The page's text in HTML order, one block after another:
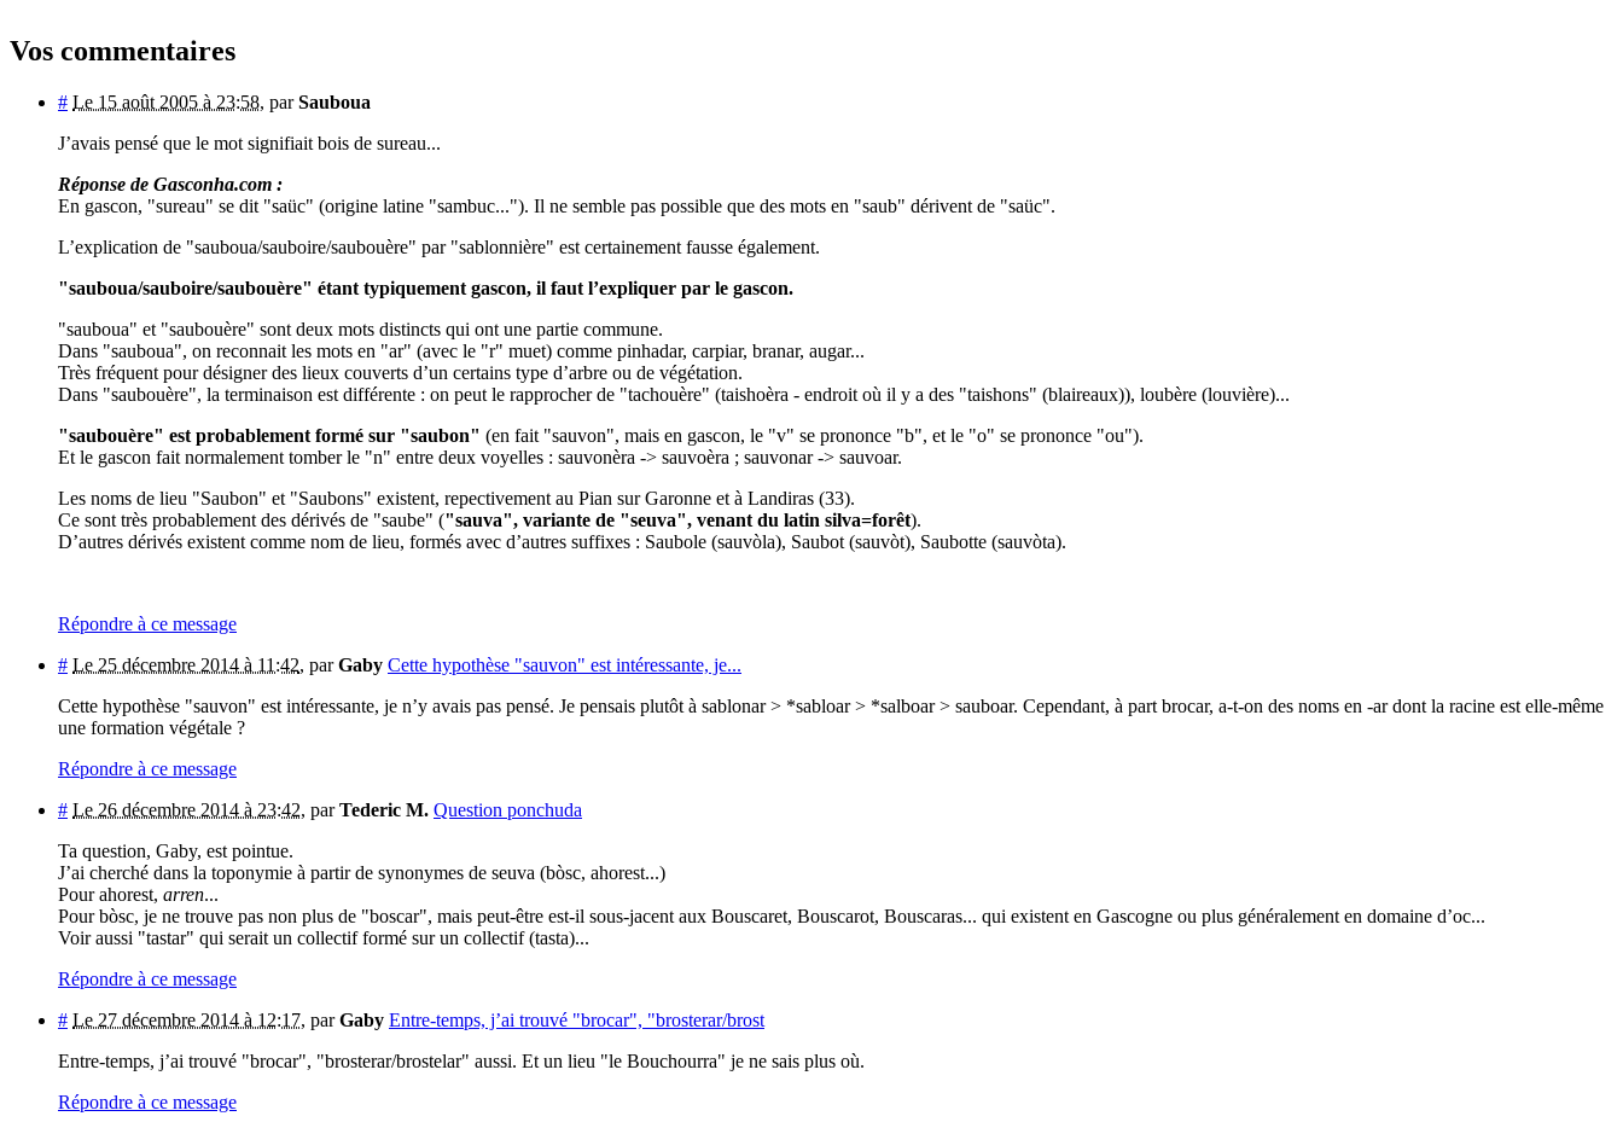
Vos commentaires
# Le 15 août 2005 à 23:58, parSauboua
J’avais pensé que le mot signifiait bois de sureau...
Réponse de Gasconha.com :
En gascon, "sureau" se dit "saüc" (origine latine "sambuc..."). Il ne semble pas possible que des mots en "saub" dérivent de "saüc".
L’explication de "sauboua/sauboire/saubouère" par "sablonnière" est certainement fausse également.
"sauboua/sauboire/saubouère" étant typiquement gascon, il faut l’expliquer par le gascon.
"sauboua" et "saubouère" sont deux mots distincts qui ont une partie commune.
Dans "sauboua", on reconnait les mots en "ar" (avec le "r" muet) comme pinhadar, carpiar, branar, augar...
Très fréquent pour désigner des lieux couverts d’un certains type d’arbre ou de végétation.
Dans "saubouère", la terminaison est différente : on peut le rapprocher de "tachouère" (taishoèra - endroit où il y a des "taishons" (blaireaux)), loubère (louvière)...
"saubouère" est probablement formé sur "saubon" (en fait "sauvon", mais en gascon, le "v" se prononce "b", et le "o" se prononce "ou").
Et le gascon fait normalement tomber le "n" entre deux voyelles : sauvonèra -> sauvoèra ; sauvonar -> sauvoar.
Les noms de lieu "Saubon" et "Saubons" existent, repectivement au Pian sur Garonne et à Landiras (33).
Ce sont très probablement des dérivés de "saube" ("sauva", variante de "seuva", venant du latin silva=forêt).
D’autres dérivés existent comme nom de lieu, formés avec d’autres suffixes : Saubole (sauvòla), Saubot (sauvòt), Saubotte (sauvòta).
Répondre à ce message
# Le 25 décembre 2014 à 11:42, parGaby Cette hypothèse "sauvon" est intéressante, je...
Cette hypothèse "sauvon" est intéressante, je n’y avais pas pensé. Je pensais plutôt à sablonar > *sabloar > *salboar > sauboar. Cependant, à part brocar, a-t-on des noms en -ar dont la racine est elle-même
une formation végétale ?
Répondre à ce message
# Le 26 décembre 2014 à 23:42, parTederic M. Question ponchuda
Ta question, Gaby, est pointue.
J’ai cherché dans la toponymie à partir de synonymes de seuva (bòsc, ahorest...)
Pour ahorest, arren...
Pour bòsc, je ne trouve pas non plus de "boscar", mais peut-être est-il sous-jacent aux Bouscaret, Bouscarot, Bouscaras... qui existent en Gascogne ou plus généralement en domaine d’oc...
Voir aussi "tastar" qui serait un collectif formé sur un collectif (tasta)...
Répondre à ce message
# Le 27 décembre 2014 à 12:17, parGaby Entre-temps, j’ai trouvé "brocar", "brosterar/brost
Entre-temps, j’ai trouvé "brocar", "brosterar/brostelar" aussi. Et un lieu "le Bouchourra" je ne sais plus où.
Répondre à ce message